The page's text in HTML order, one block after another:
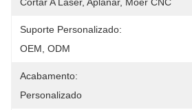
Suporte Personalizado:
OEM, ODM
Acabamento:
Personalizado